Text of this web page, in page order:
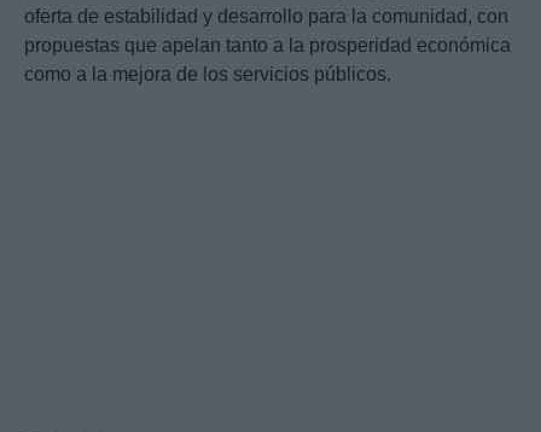
oferta de estabilidad y desarrollo para la comunidad, con
propuestas que apelan tanto a la prosperidad económica
como a la mejora de los servicios públicos.